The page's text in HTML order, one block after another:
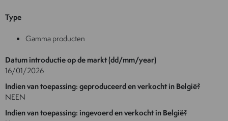
Type
Gamma producten
Datum introductie op de markt (dd/mm/year)
16/01/2026
Indien van toepassing: geproduceerd en verkocht in België?
NEEN
Indien van toepassing: ingevoerd en verkocht in België?